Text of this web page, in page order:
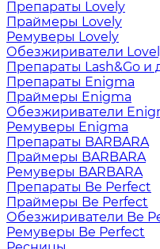
Препараты Lovely
Праймеры Lovely
Ремуверы Lovely
Обезжириватели
Препараты Lash&Go и
Препараты Enigma
Праймеры Enigma
Обезжириватели
Ремуверы Enigma
Препараты BARBARA
Праймеры BARBARA
Ремуверы BARBARA
Препараты Be Perfect
Праймеры Be Perfect
Обезжириватели Be
Ремуверы Be Perfect